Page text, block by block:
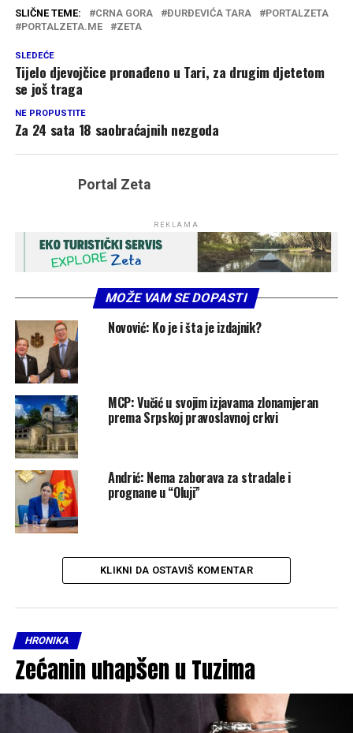
SLIČNE TEME: CRNA GORA ĐURĐEVIĆA TARA
PORTALZETA
PORTALZETA.ME
ZETA
SLEDEĆE
Tijelo djevojčice pronađeno u Tari, za drugim djetetom
se još traga
NE PROPUSTITE
Za 24 sata 18 saobraćajnih nezgoda
Portal Zeta
REKLAMA
MOŽE VAM SE DOPASTI
Novović: Ko je i šta je izdajnik?
MCP: Vučić u svojim izjavama zlonamjeran
prema Srpskoj pravoslavnoj crkvi
Andrić: Nema zaborava za stradale i
prognane u “Oluji”
KLIKNI DA OSTAVIŠ KOMENTAR
HRONIKA
Zećanin uhapšen u Tuzima